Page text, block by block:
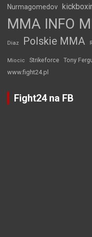
Nurmagomedov
MMA INFO
Diaz Polskie MMA
Miocic Strikeforce Tony
www.fight24.pl
Fight24 na FB